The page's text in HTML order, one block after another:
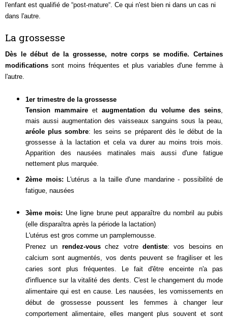
l'enfant est qualifié de “post-mature“. Ce qui n'est bien ni dans un cas ni
dans l'autre.
La grossesse
Dès le début de la grossesse, notre corps se modifie. Certaines
modificationssont moins fréquentes et plus variables d'une femme à
l'autre.
1er trimestre de la grossesse
Tension mammaire et augmentation du volume des seins
mais aussi augmentation des vaisseaux sanguins sous la peau,
aréole plus sombre: les seins se préparent dès le début de la
grossesse à la lactation et cela va durer au moins trois mois.
Apparition des nausées matinales mais aussi d'une fatigue
nettement plus marquée.
2ème mois:
L'utérus a la taille d'une mandarine - possibilité de
fatigue, nausées
3ème mois: Une ligne brune peut apparaître du nombril au pubis
(elle disparaîtra après la période la lactation)
L'utérus est gros comme un pamplemousse.
Prenez un rendez-vouschez votre dentiste: vos besoins en
calcium sont augmentés, vos dents peuvent se fragiliser et les
caries sont plus fréquentes. Le fait d'être enceinte n'a pas
d'influence sur la vitalité des dents. C'est le changement du mode
alimentaire qui est en cause. Les nausées, les vomissements en
début de grossesse poussent les femmes à changer leur
comportement alimentaire, elles mangent plus souvent et sont